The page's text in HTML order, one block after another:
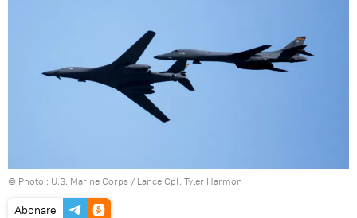
© Photo : U.S. Marine Corps / Lance Cpl. Tyler Harmon
Abonare